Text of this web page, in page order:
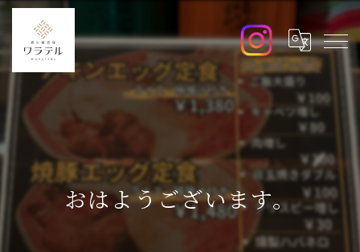
おはようございます。